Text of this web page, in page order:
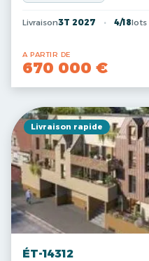
Livraison3T 2027 4/18lots
A PARTIR DE
670 000 €
Livraison rapide
ÉT-14312